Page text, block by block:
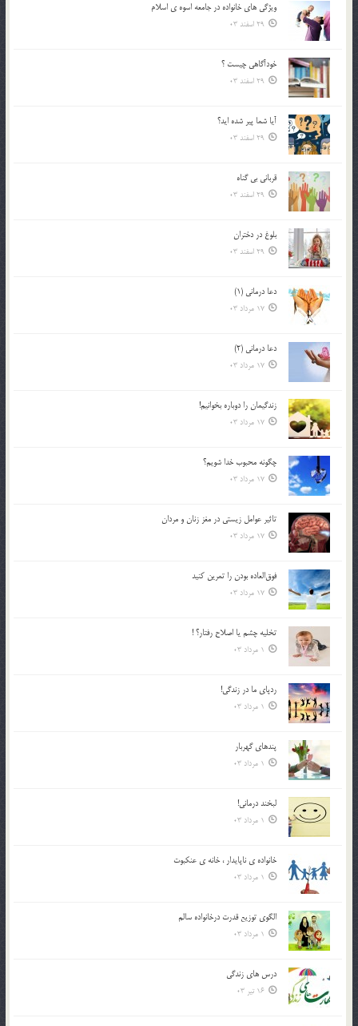
ويژگي هاي خانواده در جامعه اسوه ي اسلام
29 اسفند 03
خودآگاهى چيست ؟
29 اسفند 03
آیا شما پیر شده اید؟
29 اسفند 03
قرباني بي گناه
29 اسفند 03
بلوغ در دختران
29 اسفند 03
دعا درمانی (1)
17 مرداد 03
دعا درمانی (2)
17 مرداد 03
زندگيمان را دوباره بخوانيم!
17 مرداد 03
چگونه محبوب خدا شويم؟
17 مرداد 03
تاثیر عوامل زيستي در مغز زنان و مردان
17 مرداد 03
فوق‌العاده بودن را تمرين كنيد
17 مرداد 03
تخليه چشم يا اصلاح رفتار؟ !
1 مرداد 03
ردپاى ما در زندگى!
1 مرداد 03
پندهاي گهربار
1 مرداد 03
لبخند درمانى!
1 مرداد 03
خانواده ي ناپايدار ، خانه ي عنکبوت
1 مرداد 03
الگوي توزيع قدرت درخانواده سالم
1 مرداد 03
درس هاي زندگي
16 تیر 03